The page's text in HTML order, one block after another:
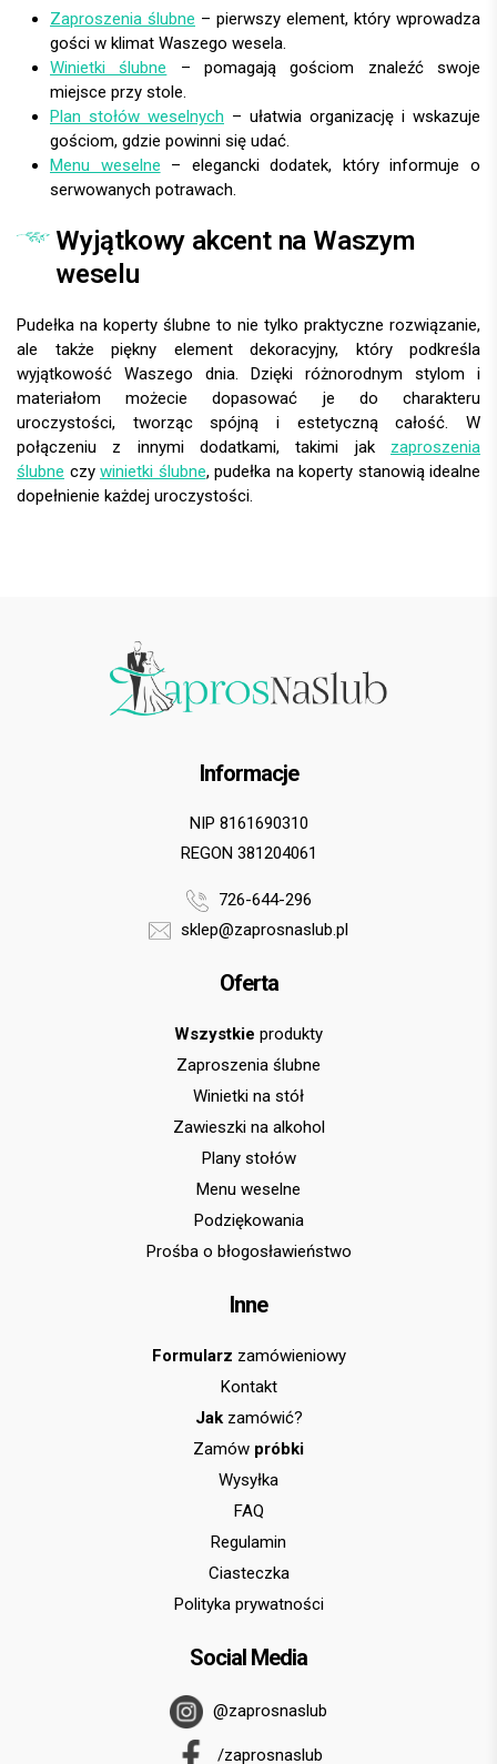
Zaproszenia ślubne – pierwszy element, który wprowadza
gości w klimat Waszego wesela.
Winietki ślubne – pomagają gościom znaleźć swoje
miejsce przy stole.
Plan stołów weselnych – ułatwia organizację i wskazuje
gościom, gdzie powinni się udać.
Menu weselne – elegancki dodatek, który informuje o
serwowanych potrawach.
Wyjątkowy akcent na Waszym
weselu
Pudełka na koperty ślubne to nie tylko praktyczne rozwiązanie,
ale także piękny element dekoracyjny, który podkreśla
wyjątkowość Waszego dnia. Dzięki różnorodnym stylom i
materiałom możecie dopasować je do charakteru
uroczystości, tworząc spójną i estetyczną całość. W
połączeniu z innymi dodatkami, takimi jak zaproszenia
ślubne czy winietki ślubne, pudełka na koperty stanowią idealne
dopełnienie każdej uroczystości.
Informacje
NIP 8161690310
REGON 381204061
726-644-296
sklep@zaprosnaslub.pl
Oferta
Wszystkie produkty
Zaproszenia ślubne
Winietki na stół
Zawieszki na alkohol
Plany stołów
Menu weselne
Podziękowania
Prośba o błogosławieństwo
Inne
Formularz zamówieniowy
Kontakt
Jakzamówić?
Zamów próbki
Wysyłka
FAQ
Regulamin
Ciasteczka
Polityka prywatności
Social Media
@zaprosnaslub
/zaprosnaslub